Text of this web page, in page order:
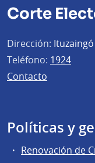
Corte
Dirección:
Teléfono: 1924
Contacto
Políticas y
Renovación de